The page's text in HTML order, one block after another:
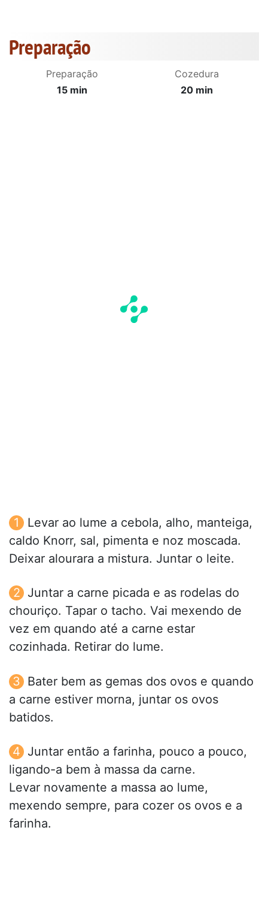
Preparação
Preparação
15 min
Cozedura
20 min
Levar ao lume a cebola, alho, manteiga,
caldo Knorr, sal, pimenta e noz moscada.
Deixar alourara a mistura. Juntar o leite.
Juntar a carne picada e as rodelas do
chouriço. Tapar o tacho. Vai mexendo de
vez em quando até a carne estar
cozinhada. Retirar do lume.
Bater bem as gemas dos ovos e quando
a carne estiver morna, juntar os ovos
batidos.
Juntar então a farinha, pouco a pouco,
ligando-a bem à massa da carne.
Levar novamente a massa ao lume,
mexendo sempre, para cozer os ovos e a
farinha.